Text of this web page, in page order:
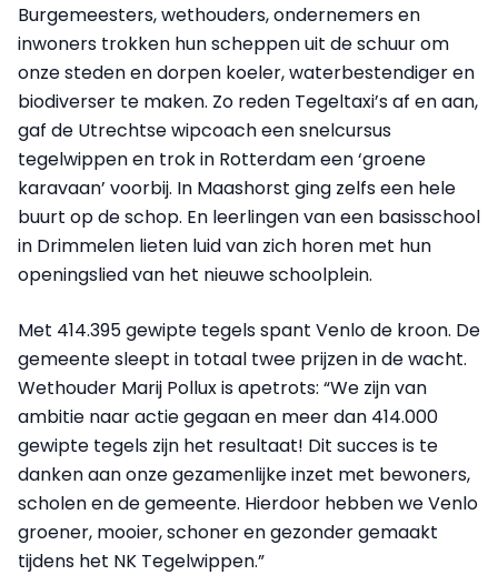
Burgemeesters, wethouders, ondernemers en
inwoners trokken hun scheppen uit de schuur om
onze steden en dorpen koeler, waterbestendiger en
biodiverser te maken. Zo reden Tegeltaxi’s af en aan,
gaf de Utrechtse wipcoach een snelcursus
tegelwippen en trok in Rotterdam een ‘groene
karavaan’ voorbij. In Maashorst ging zelfs een hele
buurt op de schop. En leerlingen van een basisschool
in Drimmelen lieten luid van zich horen met hun
openingslied van het nieuwe schoolplein.
Met 414.395 gewipte tegels spant Venlo de kroon. De
gemeente sleept in totaal twee prijzen in de wacht.
Wethouder Marij Pollux is apetrots: “We zijn van
ambitie naar actie gegaan en meer dan 414.000
gewipte tegels zijn het resultaat! Dit succes is te
danken aan onze gezamenlijke inzet met bewoners,
scholen en de gemeente. Hierdoor hebben we Venlo
groener, mooier, schoner en gezonder gemaakt
tijdens het NK Tegelwippen.”